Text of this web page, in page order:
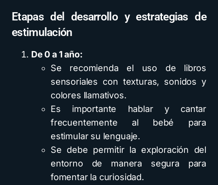
Etapas del desarrollo y estrategias de
estimulación
De 0 a 1 año:
Se recomienda el uso de libros
sensoriales con texturas, sonidos y
colores llamativos.
Es importante hablar y cantar
frecuentemente al bebé para
estimular su lenguaje.
Se debe permitir la exploración del
entorno de manera segura para
fomentar la curiosidad.